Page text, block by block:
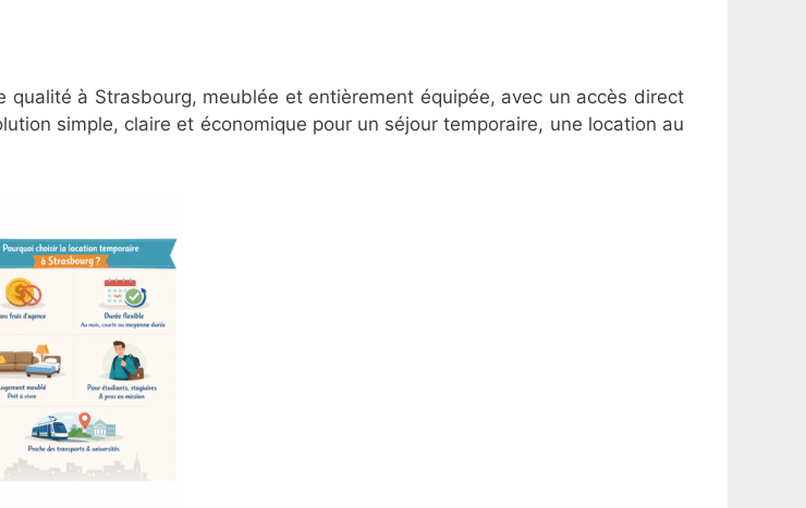
à Strasbourg, meublée et entièrement équipée, avec un accès direct
simple, claire et économique pour un séjour temporaire, une location au